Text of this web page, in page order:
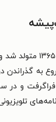
او در ۲۶
به